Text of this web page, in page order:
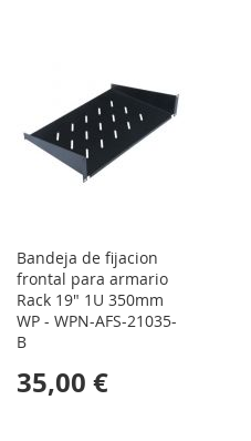
Bandeja de fijacion
frontal para armario
Rack 19" 1U 350mm
WP - WPN-AFS-21035-
B
35,00 €